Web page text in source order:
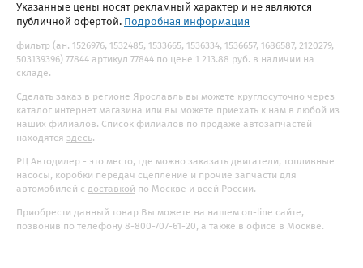
Указанные цены носят рекламный характер и не являются
публичной офертой. Подробная информация
фильтр (ан. 1526976, 1532485, 1533665, 1536334, 1536657, 1686587, 2120279,
503139396) 77844 артикул 77844 по цене 1 213.88 руб. в наличии на
складе.
Сделать заказ в регионе Ярославль вы можете круглосуточно через
каталог интернет магазина или вы можете приехать к нам в любой из
наших филиалов. Список филиалов по продаже автозапчастей
находятся здесь.
РЦ Автодилер - это место, где можно заказать двигатели, топливные
насосы, коробки передач сцепление и прочие запчасти для
автомобилей с доставкой по Москве и всей России.
Приобрести данный товар Вы можете на нашем on-line сайте,
позвонив по телефону 8-800-707-61-20, а также в офисе в Москве.